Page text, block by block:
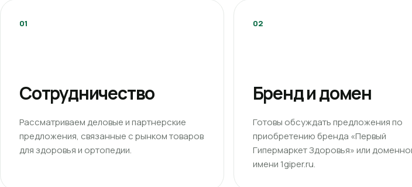
01
Сотрудничество
Рассматриваем деловые и партнерские
предложения, связанные с рынком товаров
для здоровья и ортопедии.
02
Бренд и домен
Готовы обсуждать предложения по
приобретению бренда «Первый
Гипермаркет Здоровья» или
имени 1giper.ru.